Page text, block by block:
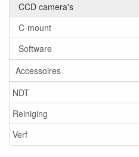
CCD camera's
C-mount
Software
Accessoires
NDT
Reiniging
Verf